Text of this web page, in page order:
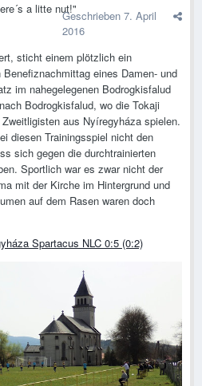
a litte nut!"Geschrieben 7. April
2016
sticht einem plötzlich ein
eines Damen- und
im nahegelegenen Bodrogkisfalud
Bodrogkisfalud, wo die Tokaji
aus Nyíregyháza spielen.
diesen Trainingsspiel nicht den
sich gegen die durchtrainierten
Sportlich war es zwar nicht der
mit der Kirche im Hintergrund und
auf dem Rasen waren doch
Spartacus NLC 0:5 (0:2)